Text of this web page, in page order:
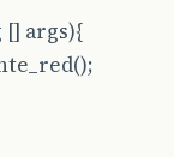
args){